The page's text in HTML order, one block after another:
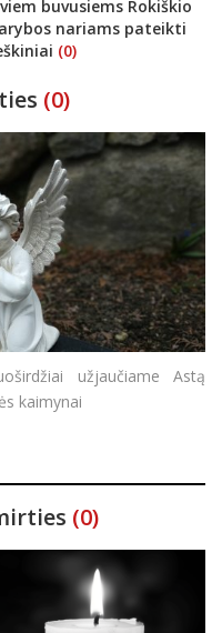
buvusiems Rokiškio
nariams pateikti
(0)
(0)
užjaučiame Astą
kaimynai
(0)